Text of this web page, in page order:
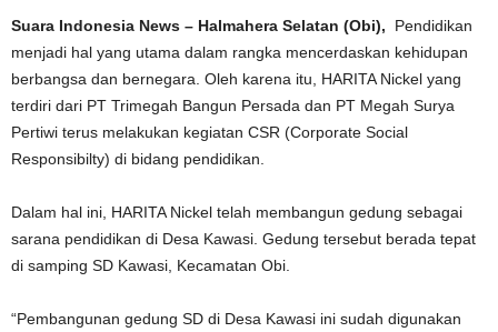
Suara Indonesia News – Halmahera Selatan (Obi), Pendidikan
menjadi hal yang utama dalam rangka mencerdaskan kehidupan
berbangsa dan bernegara. Oleh karena itu, HARITA Nickel yang
terdiri dari PT Trimegah Bangun Persada dan PT Megah Surya
Pertiwi terus melakukan kegiatan CSR (Corporate Social
Responsibilty) di bidang pendidikan.
Dalam hal ini, HARITA Nickel telah membangun gedung sebagai
sarana pendidikan di Desa Kawasi. Gedung tersebut berada tepat
di samping SD Kawasi, Kecamatan Obi.
“Pembangunan gedung SD di Desa Kawasi ini sudah digunakan